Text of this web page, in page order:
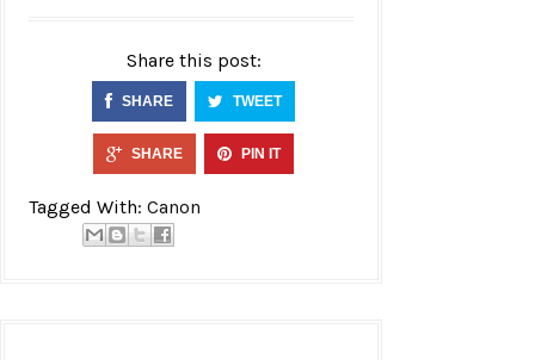
Share this post:
SHARE TWEET
SHARE PIN IT
Tagged With: Canon